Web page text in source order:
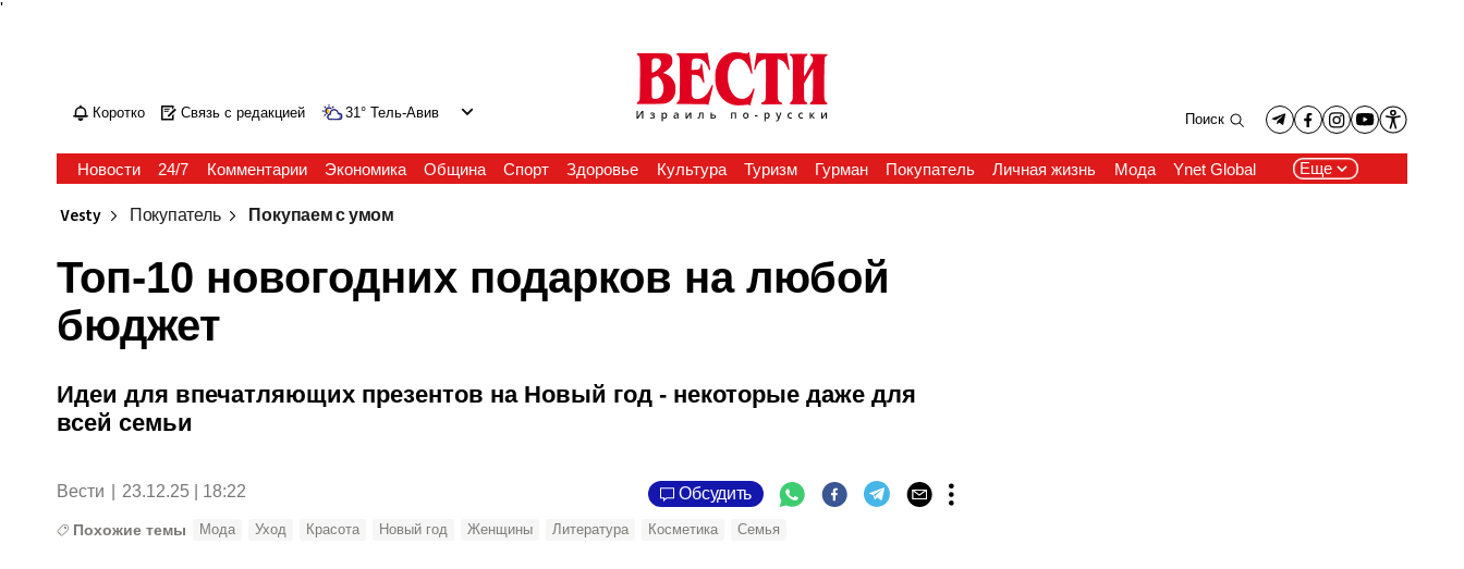
'
Коротко Связь с редакцией 31° Тель-Авив Поиск
Новости 24/7 Комментарии Экономика Община Спорт Здоровье Культура Туризм Гурман Покупатель Личная жизнь Мода Ynet Global Еще
Vesty Покупатель Покупаем с умом
Топ-10 новогодних подарков на любой
бюджет
Идеи для впечатляющих презентов на Новый год - некоторые даже для
всей семьи
Вести 23.12.25 | 18:22 Обсудить
Похожие темы Мода Уход Красота Новый год Женщины Литература Косметика Семья